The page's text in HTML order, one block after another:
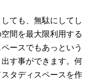
ても、無駄にしてし
間を最大限利用する
ースでもあっという
す事ができます。何
タディスペースを作